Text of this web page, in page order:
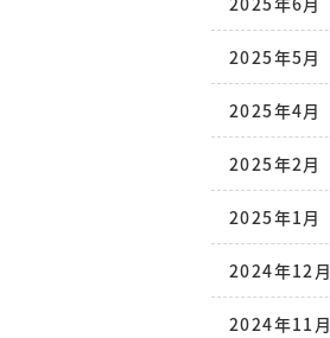
2025年5月
2025年4月
2025年2月
2025年1月
2024年12月
2024年11月